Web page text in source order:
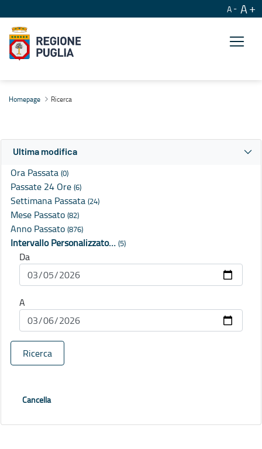
A A
Homepage Ricerca
Ultima modifica
Ora Passata (0)
Passate 24 Ore (6)
Settimana Passata (24)
Mese Passato (82)
Anno Passato (876)
Intervallo Personalizzato… (5)
Da
A
Ricerca
Cancella